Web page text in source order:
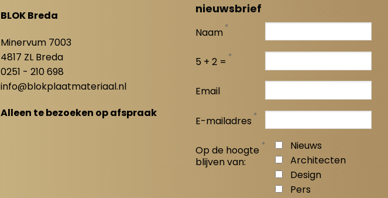
BLOK Breda
Minervum 7003
4817 ZL Breda
0251 - 210 698
info@blokplaatmateriaal.nl
Alleen te bezoeken op afspraak
nieuwsbrief
Naam *
5 + 2 = *
Email
E-mailadres *
Op de hoogte
blijven van:
*
Nieuws
Architecten
Design
Pers